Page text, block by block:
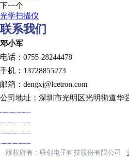
下一个
光学扫描仪
联系我们
邓小军
电话：0755-28244478
手机：13728855273
邮箱：dengxj@lcetron.com
公司地址：深圳市光明区光明街道华
版权所有：联创电子科技股份有限公司